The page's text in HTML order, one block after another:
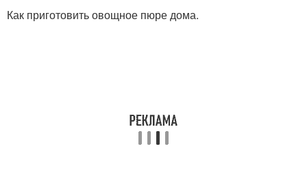
Как приготовить овощное пюре дома.